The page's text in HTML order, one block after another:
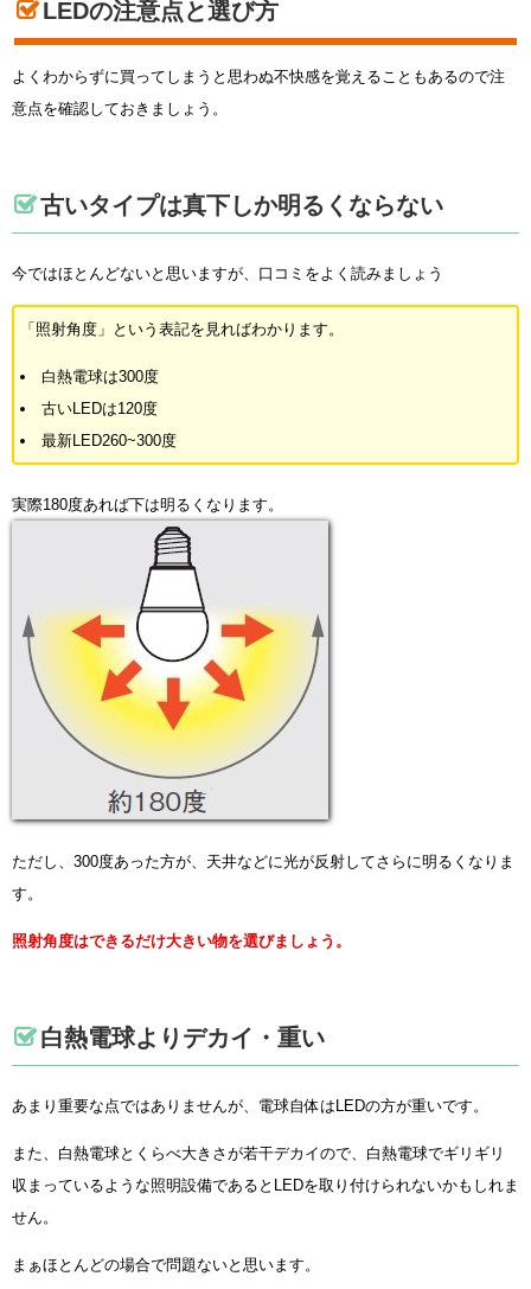
LEDの注意点と選び方
よくわからずに買ってしまうと思わぬ不快感を覚えることもあるので注
意点を確認しておきましょう。
古いタイプは真下しか明るくならない
今ではほとんどないと思いますが、口コミをよく読みましょう
「照射角度」という表記を見ればわかります。
白熱電球は300度
古いLEDは120度
最新LED260~300度
実際180度あれば下は明るくなります。
ただし、300度あった方が、天井などに光が反射してさらに明るくなりま
す。
照射角度はできるだけ大きい物を選びましょう。
白熱電球よりデカイ・重い
あまり重要な点ではありませんが、電球自体はLEDの方が重いです。
また、白熱電球とくらべ大きさが若干デカイので、白熱電球でギリギリ
収まっているような照明設備であるとLEDを取り付けられないかもしれま
せん。
まぁほとんどの場合で問題ないと思います。